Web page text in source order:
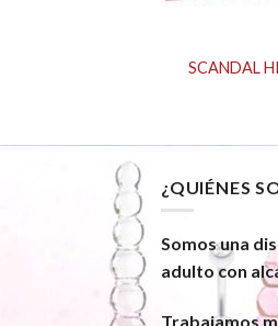
SCANDAL
¿QUIÉNES
Somos una
adulto con
Trabajamos